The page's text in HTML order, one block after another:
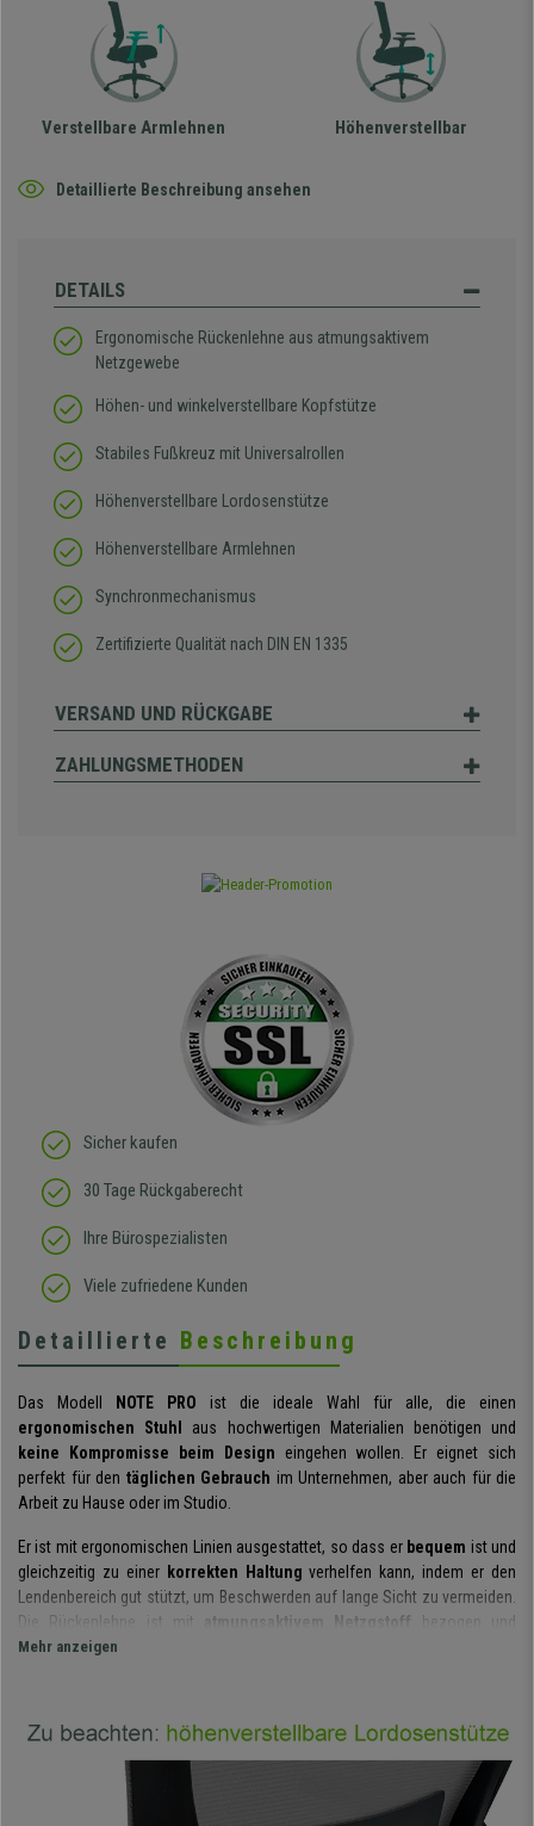
Verstellbare Armlehnen Höhenverstellbar
Detaillierte Beschreibung ansehen
DETAILS
Ergonomische Rückenlehne aus atmungsaktivem
Netzgewebe
Höhen- und winkelverstellbare Kopfstütze
Stabiles Fußkreuz mit Universalrollen
Höhenverstellbare Lordosenstütze
Höhenverstellbare Armlehnen
Synchronmechanismus
Zertifizierte Qualität nach DIN EN 1335
VERSAND UND RÜCKGABE
ZAHLUNGSMETHODEN
Sicher kaufen
30 Tage Rückgaberecht
Ihre Bürospezialisten
Viele zufriedene Kunden
Detaillierte Beschreibung
Das Modell NOTE PRO ist die ideale Wahl für alle, die einen
ergonomischen Stuhl
aus hochwertigen Materialien benötigen und
keine Kompromisse beim Design eingehen wollen. Er eignet sich
perfekt für den täglichen Gebrauch im Unternehmen, aber auch für die
Arbeit zu Hause oder im Studio.
Er ist mit ergonomischen Linien ausgestattet, so dass er bequem ist und
gleichzeitig zu einerkorrekten Haltung verhelfen kann, indem er den
Lendenbereich gut stützt, um Beschwerden auf lange Sicht zu vermeiden.
Die Rückenlehne ist mit
atmungsaktivem Netzgstoff bezogen und
verfügt über eine
gepolstert- Eigenschaften, die bei einem guten Alltagssitz nicht fehlen
dürfen. Für zusätzlichen Halt sind die Armlehnenstabil und
höhenverstellbar
, so dass der Sitz an verschiedene Benutzer oder
Arbeitsflächen angepasst werden kann.
Mehr anzeigen